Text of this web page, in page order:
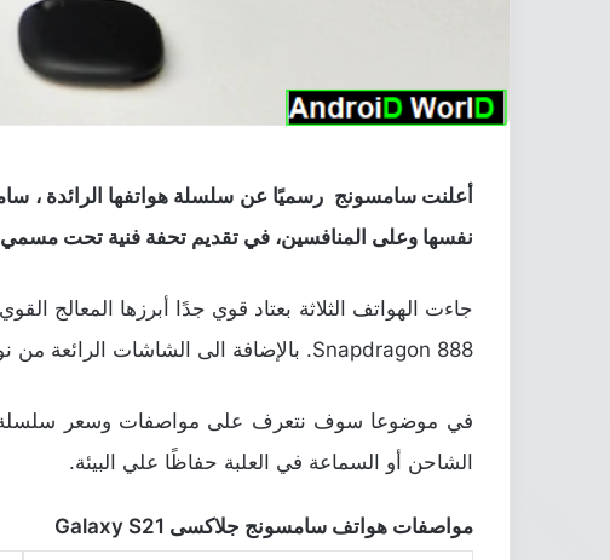
نفسها وعلى المنافسين، في تقديم تحفة فنية تحت مسمي Samsung Galaxy S21 Ultra.
Snapdragon 888. بالإضافة الى الشاشات الرائعة من نوع Dynamic AMOLED 2X. بالإضافة التصميم الرائع.
الشاحن أو السماعة في العلبة حفاظًا علي البيئة.
مواصفات هواتف سامسونج جلاكسى Galaxy S21